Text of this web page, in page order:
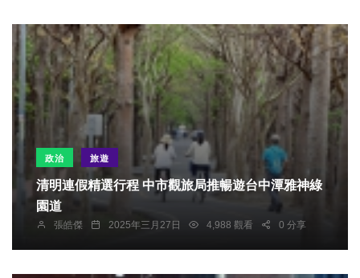
政治 旅遊
清明連假精選行程 中市觀旅局推暢遊台中潭雅神綠
園道
張皓傑 2025年三月27日 4,988 觀看 0 分享